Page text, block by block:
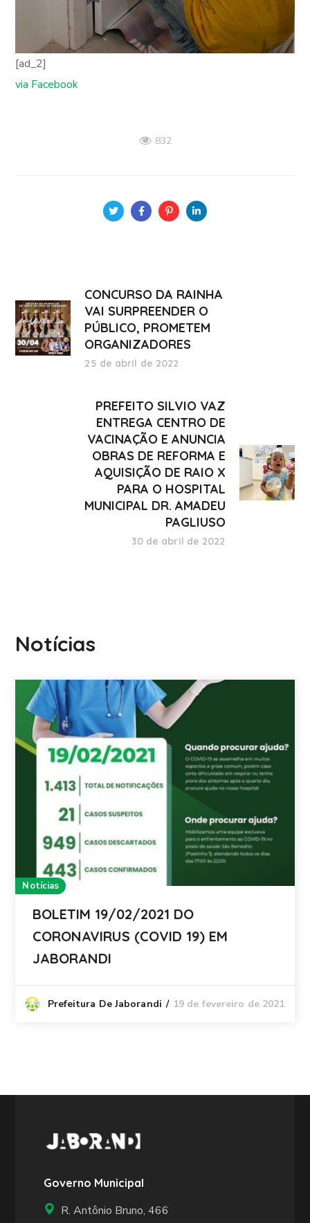
[ad_2]
via Facebook
832
CONCURSO DA RAINHA
VAI SURPREENDER O
PÚBLICO, PROMETEM
ORGANIZADORES
25 de abril de 2022
PREFEITO SILVIO VAZ
ENTREGA CENTRO DE
VACINAÇÃO E ANUNCIA
OBRAS DE REFORMA E
AQUISIÇÃO DE RAIO X
PARA O HOSPITAL
MUNICIPAL DR. AMADEU
PAGLIUSO
30 de abril de 2022
Notícias
Notícias
BOLETIM 19/02/2021 DO
CORONAVIRUS (COVID 19) EM
JABORANDI
Prefeitura De Jaborandi 19 de fevereiro de 2021
Governo Municipal
R. Antônio Bruno, 466